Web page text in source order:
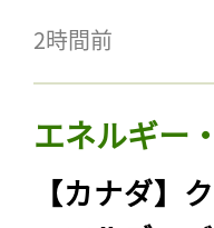
2時間前
エネルギー
【カナダ】